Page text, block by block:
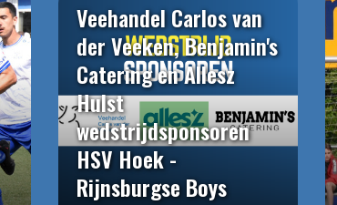
Veehandel Carlos van
der Veeken, Benjamin's
Catering en Allesz
Hulst
wedstrijdsponsoren
HSV Hoek -
Rijnsburgse Boys